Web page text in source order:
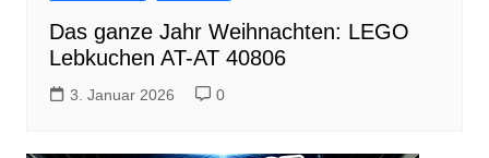
Das ganze Jahr Weihnachten: LEGO
Lebkuchen AT-AT 40806
3. Januar 2026 0